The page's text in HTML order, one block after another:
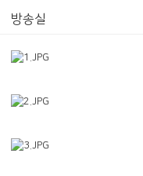
방송실